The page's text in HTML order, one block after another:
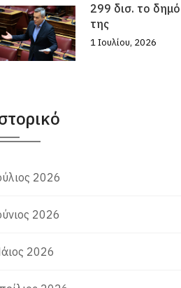
299 δισ. το
της
1 Ιουλίου, 2026
2026
2026
2026